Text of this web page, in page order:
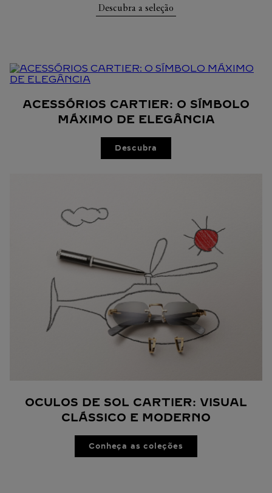
Descubra a seleção
ACESSÓRIOS CARTIER: O SÍMBOLO
MÁXIMO DE ELEGÂNCIA
Descubra
OCULOS DE SOL CARTIER: VISUAL
CLÁSSICO E MODERNO
Conheça as coleções